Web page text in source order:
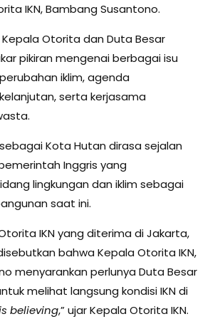
IKN, Bambang Susantono.
Otorita dan Duta Besar
pikiran mengenai berbagai isu
iklim, agenda
serta kerjasama
Kota Hutan dirasa sejalan
Inggris yang
lingkungan dan iklim sebagai
saat ini.
IKN yang diterima di Jakarta,
bahwa Kepala Otorita IKN,
menyarankan perlunya Duta Besar
melihat langsung kondisi IKN di
believing,” ujar Kepala Otorita IKN.